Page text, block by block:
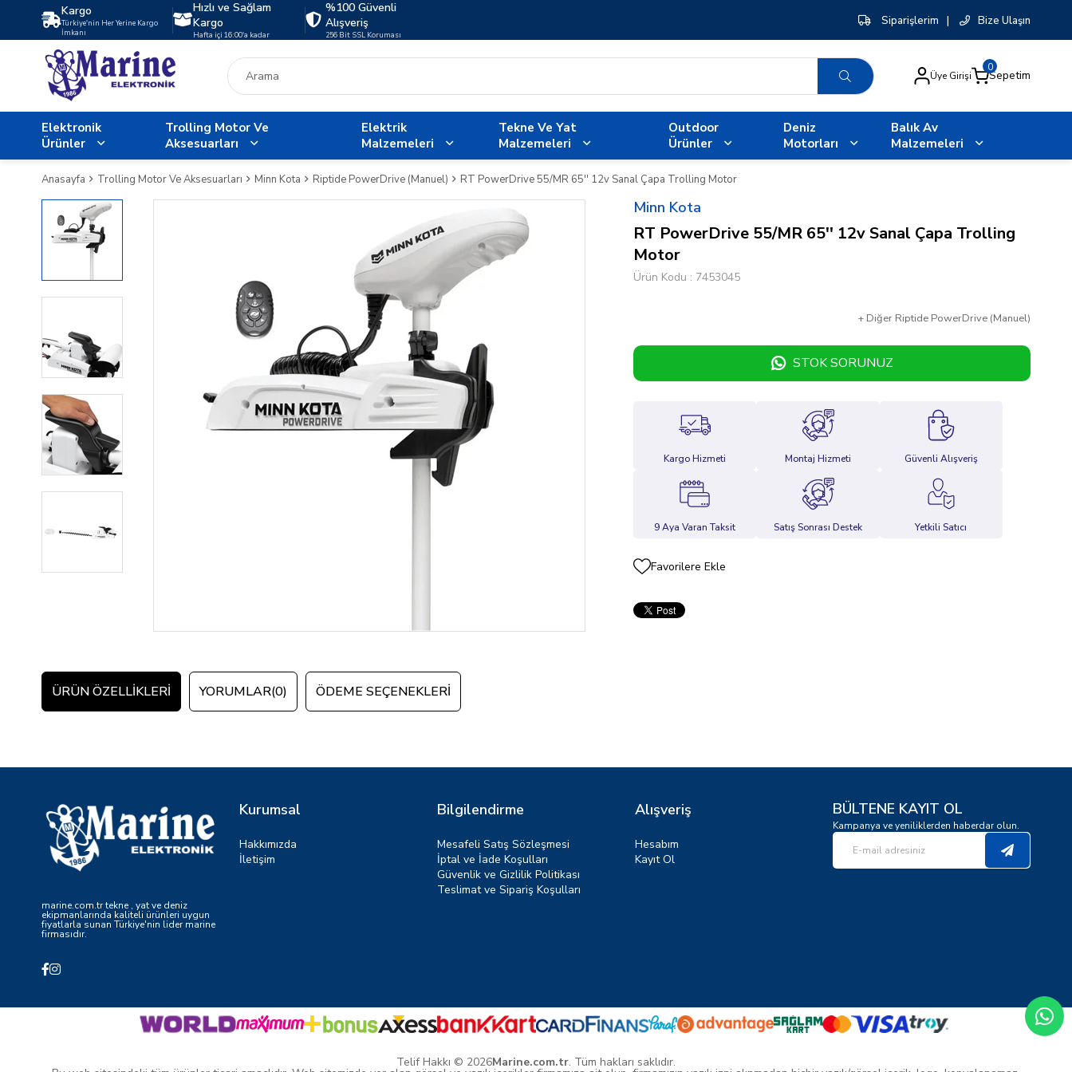
Kargo
Türkiye'nin Her Yerine Kargo
İmkanı
Hızlı ve Sağlam
Kargo
Hafta içi 16:00'a kadar
%100 Güvenli
Alışveriş
256 Bit SSL Koruması
Siparişlerim | Bize Ulaşın
Üye Girişi Sepetim
0
Elektronik
Ürünler
Trolling Motor Ve
Aksesuarları
Elektrik
Malzemeleri
Tekne Ve Yat
Malzemeleri
Outdoor
Ürünler
Deniz
Motorları
Balık Av
Malzemeleri
Anasayfa Trolling Motor Ve Aksesuarları Minn Kota Riptide PowerDrive (Manuel) RT PowerDrive 55/MR 65'' 12v Sanal Çapa Trolling Motor
Minn Kota
RT PowerDrive 55/MR 65'' 12v Sanal Çapa Trolling
Motor
Ürün Kodu 7453045
+ Diğer Riptide PowerDrive (Manuel)
STOK SORUNUZ
Kargo Hizmeti Montaj Hizmeti Güvenli Alışveriş
9 Aya Varan Taksit Satış Sonrası Destek Yetkili Satıcı
Favorilere Ekle
ÜRÜN ÖZELLIKLERI YORUMLAR(0) ÖDEME SEÇENEKLERI
marine.com.tr tekne , yat ve deniz
ekipmanlarında kaliteli ürünleri uygun
fiyatlarla sunan Türkiye'nin lider marine
firmasıdır.
Kurumsal
Hakkımızda
İletişim
Bilgilendirme
Mesafeli Satış Sözleşmesi
İptal ve İade Koşulları
Güvenlik ve Gizlilik Politikası
Teslimat ve Sipariş Koşulları
Alışveriş
Hesabım
Kayıt Ol
BÜLTENE KAYIT OL
Kampanya ve yeniliklerden haberdar olun.
Telif Hakkı © 2026Marine.com.tr. Tüm hakları saklıdır.